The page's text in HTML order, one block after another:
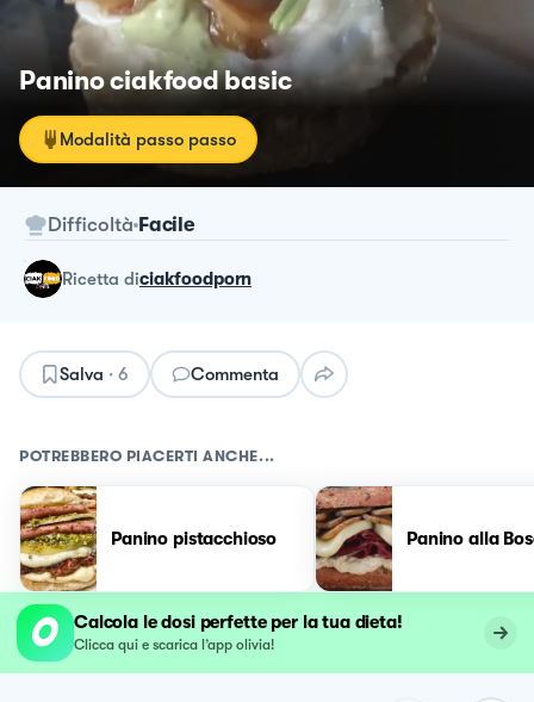
Panino ciakfood basic
Modalità passo passo
Difficoltà Facile
ricetta diciakfoodporn
Salva · 6 Commenta
POTREBBERO PIACERTI ANCHE...
Panino pistacchioso Panino alla
Calcola le dosi perfette per la tua dieta!
Clicca qui e scarica l’app olivia!